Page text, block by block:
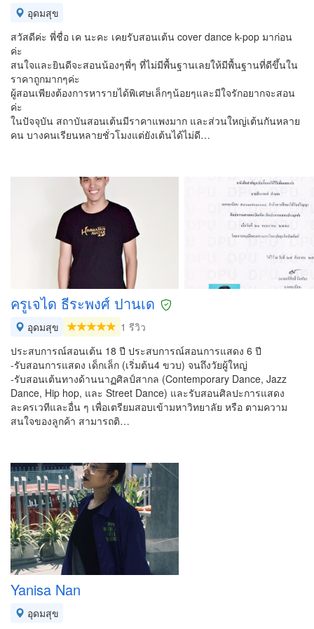
อุดมสุข
สวัสดีค่ะ พี่ชื่อ เค นะคะ เคยรับสอนเต้น cover dance k-pop มาก่อน
ค่ะ
สนใจและยินดีจะสอนน้องๆพี่ๆ ที่ไม่มีพื้นฐานเลยให้มีพื้นฐานที่ดีขึ้นใน
ราคาถูกมากๆค่ะ
ผู้สอนเพียงต้องการหารายได้พิเศษเล็กๆน้อยๆและมีใจรักอยากจะสอน
ค่ะ
ในปัจจุบัน สถาบันสอนเต้นมีราคาแพงมาก และส่วนใหญ่เต้นกันหลาย
คน บางคนเรียนหลายชั่วโมงแต่ยังเต้นได้ไม่ดี…
ครูเจได ธีระพงศ์ ปานเด
อุดมสุข
1 รีวิว
ประสบการณ์สอนเต้น 18 ปี ประสบการณ์สอนการแสดง 6 ปี
-รับสอนการแสดง เด็กเล็ก (เริ่มต้น4 ขวบ) จนถึงวัยผู้ใหญ่
-รับสอนเต้นทางด้านนาฏศิลป์สากล (Contemporary Dance, Jazz
Dance, Hip hop, และ Street Dance) และรับสอนศิลปะการแสดง
ละครเวทีและอื่น ๆ เพื่อเตรียมสอบเข้ามหาวิทยาลัย หรือ ตามความ
สนใจของลูกค้า สามารถติ…
Yanisa Nan
อุดมสุข